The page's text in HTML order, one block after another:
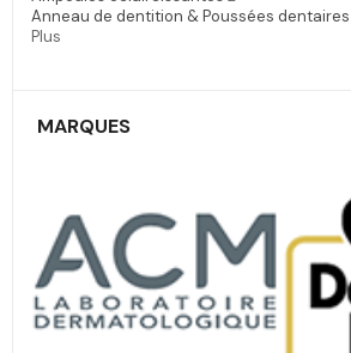
Anneau de dentition & Poussées dentaires
Plus
MARQUES